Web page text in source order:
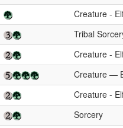
Creature -
Tribal
Creature -
Creature —
Creature -
Sorcery